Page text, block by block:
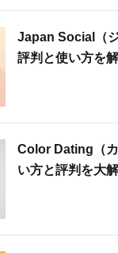
Japan Social（
評判と使い方を解
Color Dating（
い方と評判を大解